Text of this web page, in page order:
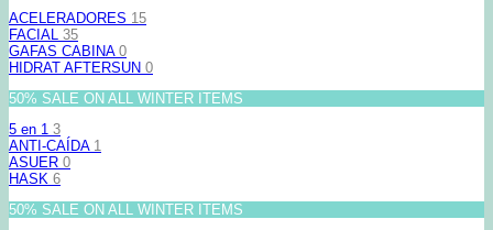
ACELERADORES 15
FACIAL 35
GAFAS CABINA 0
HIDRAT AFTERSUN 0
50% SALE ON ALL WINTER ITEMS
5 en 1 3
ANTI-CAÍDA 1
ASUER 0
HASK 6
50% SALE ON ALL WINTER ITEMS